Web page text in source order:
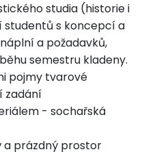
studia (historie i
studentů s koncepcí a
a požadavků,
semestru kladeny.
pojmy tvarové
zadání
- sochařská
a prázdný prostor